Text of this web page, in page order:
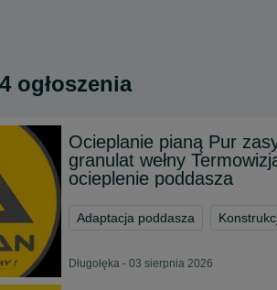
ogłoszenia
Ocieplanie pianą Pur
granulat wełny
ocieplenie poddasza
Adaptacja poddasza
Długołęka - 03 sierpnia 2026